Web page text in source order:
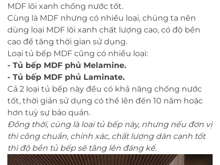
MDF lõi xanh chống nước tốt.
Cùng là MDF nhưng có nhiều loại, chúng ta nên
dùng loại MDF lõi xanh chất lượng cao, có độ bền
cao để tăng thời gian sử dụng.
Loại tủ bếp MDF cũng có nhiều loại:
- Tủ bếp MDF phủ Melamine.
- Tủ bếp MDF phủ Laminate.
Cả 2 loại tủ bếp này đều có khả năng chống nước
tốt, thời giản sử dụng có thể lên đến 10 năm hoặc
hơn tuỳ sự bảo quản.
Đồng thời, cùng là loại tủ bếp này, nhưng nếu đơn vị
thi công chuẩn, chính xác, chất lượng dán cạnh tốt
thì độ bền tủ bếp sẽ tăng lên đáng kể.